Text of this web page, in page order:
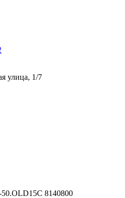
улица, 1/7
8140800